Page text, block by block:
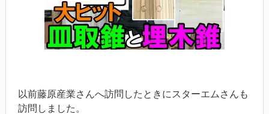
以前藤原産業さんへ訪問したときにスターエムさんも
訪問しました。